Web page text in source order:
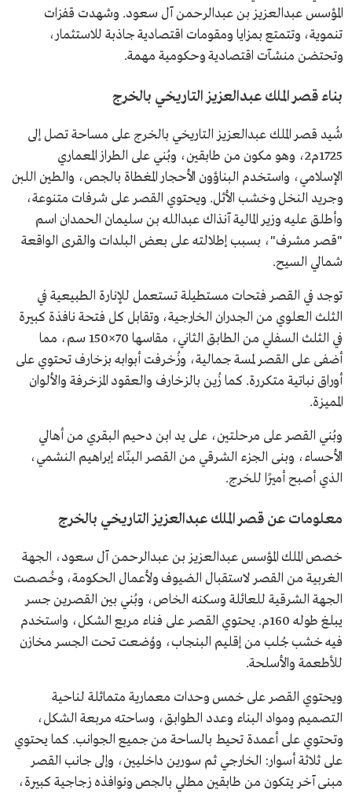
المؤسس عبدالعزيز بن عبدالرحمن آل سعود. وشهدت قفزات
تنموية، وتتمتع بمزايا ومقومات اقتصادية جاذبة للاستثمار،
وتحتضن منشآت اقتصادية وحكومية مهمة.
بناء قصر الملك عبدالعزيز التاريخي بالخرج
شُيد قصر الملك عبدالعزيز التاريخي بالخرج على مساحة تصل إلى
1725م2، وهو مكون من طابقين، وبُني على الطراز المعماري
الإسلامي، واستخدم البناؤون الأحجار المغطاة بالجص، والطين اللبن
وجريد النخل وخشب الأثل. ويحتوي القصر على شرفات متنوعة،
وأطلق عليه وزير المالية آنذاك عبدالله بن سليمان الحمدان اسم
"قصر مشرف"، بسبب إطلالته على بعض البلدات والقرى الواقعة
شمالي السيح.
توجد في القصر فتحات مستطيلة تستعمل للإنارة الطبيعية في
الثلث العلوي من الجدران الخارجية، وتقابل كل فتحة نافذة كبيرة
في الثلث السفلي من الطابق الثاني، مقاسها 70×150 سم، مما
أضفى على القصر لمسة جمالية، وزُخرفت أبوابه بزخارف تحتوي على
أوراق نباتية متكررة. كما زُين بالزخارف والعقود المزخرفة والألوان
المميزة.
وبُني القصر على مرحلتين، على يد ابن دحيم البقري من أهالي
الأحساء، وبنى الجزء الشرقي من القصر البنّاء إبراهيم النشمي،
الذي أصبح أميرًا للخرج.
معلومات عن قصر الملك عبدالعزيز التاريخي بالخرج
خصص الملك المؤسس عبدالعزيز بن عبدالرحمن آل سعود، الجهة
الغربية من القصر لاستقبال الضيوف ولأعمال الحكومة، وخُصصت
الجهة الشرقية للعائلة وسكنه الخاص، وبُني بين القصرين جسر
يبلغ طوله 160م. يحتوي القصر على فناء مربع الشكل، واستخدم
فيه خشب جُلب من إقليم البنجاب، ووُضعت تحت الجسر مخازن
للأطعمة والأسلحة.
ويحتوي القصر على خمس وحدات معمارية متماثلة لناحية
التصميم ومواد البناء وعدد الطوابق، وساحته مربعة الشكل،
وتحتوي على أعمدة تحيط بالساحة من جميع الجوانب. كما يحتوي
على ثلاثة أسوار: الخارجي ثم سورين داخليين، وإلى جانب القصر
مبنى آخر يتكون من طابقين مطلي بالجص ونوافذه زجاجية كبيرة،